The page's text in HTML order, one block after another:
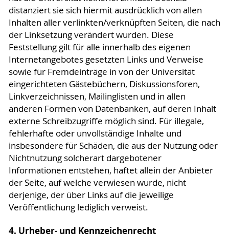
distanziert sie sich hiermit ausdrücklich von allen
Inhalten aller verlinkten/verknüpften Seiten, die nach
der Linksetzung verändert wurden. Diese
Feststellung gilt für alle innerhalb des eigenen
Internetangebotes gesetzten Links und Verweise
sowie für Fremdeinträge in von der Universität
eingerichteten Gästebüchern, Diskussionsforen,
Linkverzeichnissen, Mailinglisten und in allen
anderen Formen von Datenbanken, auf deren Inhalt
externe Schreibzugriffe möglich sind. Für illegale,
fehlerhafte oder unvollständige Inhalte und
insbesondere für Schäden, die aus der Nutzung oder
Nichtnutzung solcherart dargebotener
Informationen entstehen, haftet allein der Anbieter
der Seite, auf welche verwiesen wurde, nicht
derjenige, der über Links auf die jeweilige
Veröffentlichung lediglich verweist.
4. Urheber- und Kennzeichenrecht